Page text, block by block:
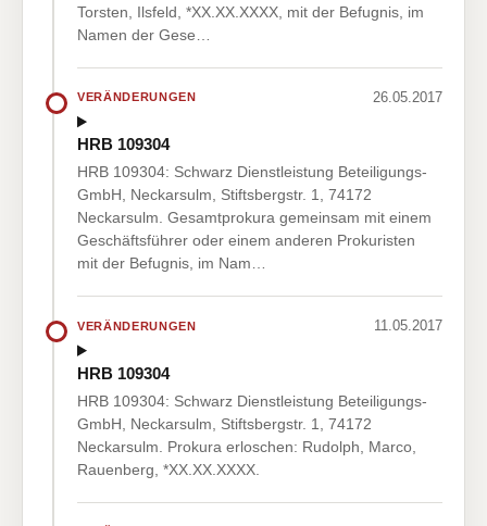
Torsten, Ilsfeld, *XX.XX.XXXX, mit der Befugnis, im
Namen der Gese…
VERÄNDERUNGEN 26.05.2017
HRB 109304
HRB 109304: Schwarz Dienstleistung Beteiligungs-
GmbH, Neckarsulm, Stiftsbergstr. 1, 74172
Neckarsulm. Gesamtprokura gemeinsam mit einem
Geschäftsführer oder einem anderen Prokuristen
mit der Befugnis, im Nam…
VERÄNDERUNGEN 11.05.2017
HRB 109304
HRB 109304: Schwarz Dienstleistung Beteiligungs-
GmbH, Neckarsulm, Stiftsbergstr. 1, 74172
Neckarsulm. Prokura erloschen: Rudolph, Marco,
Rauenberg, *XX.XX.XXXX.